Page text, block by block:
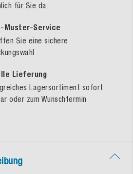
für Sie da
Muster-Service
Sie eine sichere
Lieferung
Lagersortiment sofort
oder zum Wunschtermin